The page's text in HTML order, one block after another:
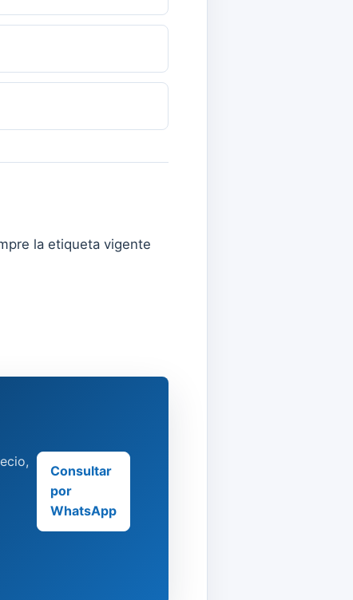
la etiqueta vigente
Consultar
por
WhatsApp